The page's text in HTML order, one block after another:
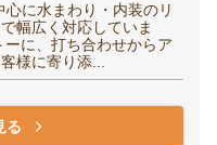
に水まわり・内装のリ
幅広く対応していま
に、打ち合わせからア
様に寄り添...
る